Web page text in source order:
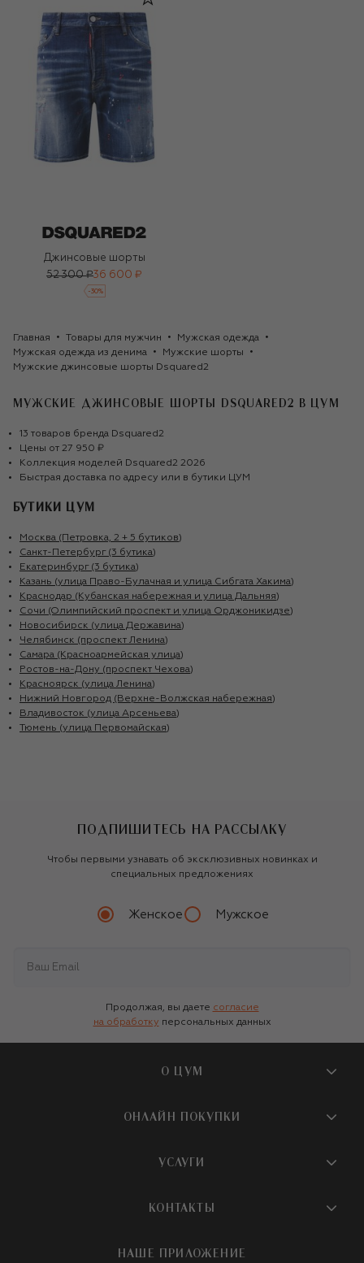
Джинсовые шорты
52 300 ₽36 600 ₽
-30%
Главная Товары для мужчин
Мужская одежда
Мужская одежда из денима
Мужские шорты
Мужские джинсовые шорты Dsquared2
МУЖСКИЕ ДЖИНСОВЫЕ ШОРТЫ DSQUARED2 В ЦУМ
13 товаров бренда Dsquared2
Цены от 27 950 ₽
Коллекция моделей Dsquared2 2026
Быстрая доставка по адресу или в бутики ЦУМ
БУТИКИ ЦУМ
Москва (Петровка, 2 + 5 бутиков)
Санкт-Петербург (3 бутика)
Екатеринбург (3 бутика)
Казань (улица Право-Булачная и улица Сибгата Хакима)
Краснодар (Кубанская набережная и улица Дальняя)
Сочи (Олимпийский проспект и улица Орджоникидзе)
Новосибирск (улица Державина)
Челябинск (проспект Ленина)
Самара (Красноармейская улица)
Ростов-на-Дону (проспект Чехова)
Красноярск (улица Ленина)
Нижний Новгород (Верхне-Волжская набережная)
Владивосток (улица Арсеньева)
Тюмень (улица Первомайская)
ПОДПИШИТЕСЬ НА РАССЫЛКУ
Чтобы первыми узнавать об эксклюзивных новинках и
специальных предложениях
Женское Мужское
Продолжая, вы даете согласие
на обработку персональных данных
О ЦУМ
О магазине
Бутики и ПВЗ ЦУМ
Карьера
ОНЛАЙН ПОКУПКИ
Доставка
УСЛУГИ
Подарочная карта
КОНТАКТЫ
НАШЕ ПРИЛОЖЕНИЕ